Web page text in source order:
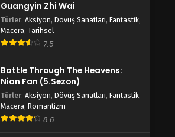
Guangyin Zhi Wai
Türler: Aksiyon, Dövüş Sanatları, Fantastik,
Macera, Tarihsel
7.5
Battle Through The Heavens:
Nian Fan (5.Sezon)
Türler: Aksiyon, Dövüş Sanatları, Fantastik,
Macera, Romantizm
8.6